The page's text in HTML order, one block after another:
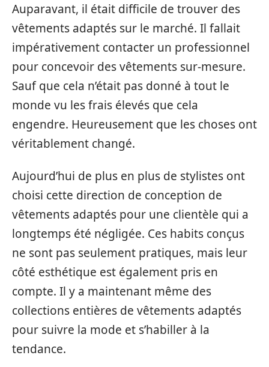
Auparavant, il était difficile de trouver des
vêtements adaptés sur le marché. Il fallait
impérativement contacter un professionnel
pour concevoir des vêtements sur-mesure.
Sauf que cela n’était pas donné à tout le
monde vu les frais élevés que cela
engendre. Heureusement que les choses ont
véritablement changé.
Aujourd’hui de plus en plus de stylistes ont
choisi cette direction de conception de
vêtements adaptés pour une clientèle qui a
longtemps été négligée. Ces habits conçus
ne sont pas seulement pratiques, mais leur
côté esthétique est également pris en
compte. Il y a maintenant même des
collections entières de vêtements adaptés
pour suivre la mode et s’habiller à la
tendance.